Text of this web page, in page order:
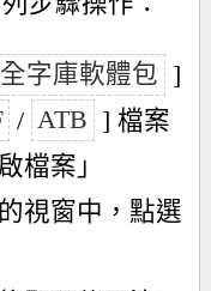
全字庫軟體包 ]
/ ATB ] 檔案
檔案」
視窗中，點選